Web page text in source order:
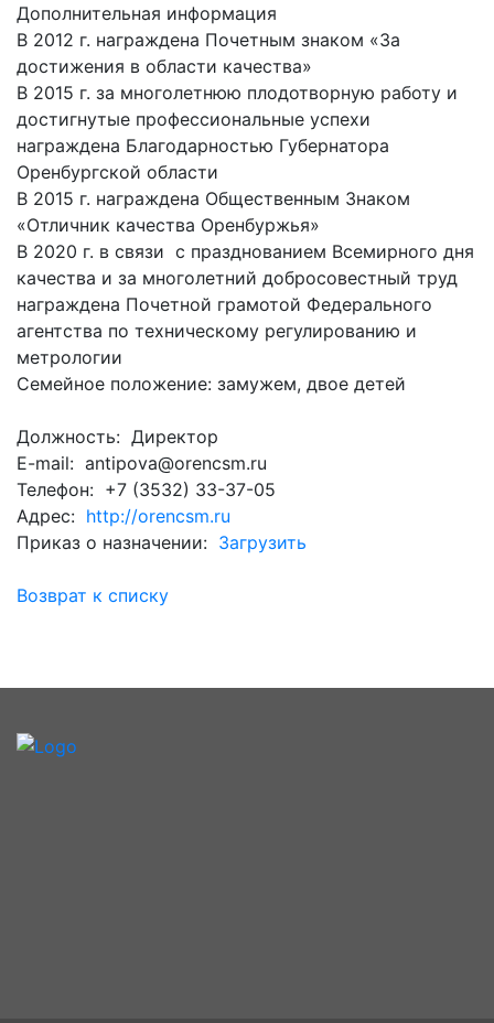
Дополнительная информация
В 2012 г. награждена Почетным знаком «За
достижения в области качества»
В 2015 г. за многолетнюю плодотворную работу и
достигнутые профессиональные успехи
награждена Благодарностью Губернатора
Оренбургской области
В 2015 г. награждена Общественным Знаком
«Отличник качества Оренбуржья»
В 2020 г. в связи с празднованием Всемирного дня
качества и за многолетний добросовестный труд
награждена Почетной грамотой Федерального
агентства по техническому регулированию и
метрологии
Семейное положение: замужем, двое детей
Должность: Директор
E-mail: antipova@orencsm.ru
Телефон: +7 (3532) 33-37-05
Адрес: http://orencsm.ru
Приказ о назначении: Загрузить
Возврат к списку